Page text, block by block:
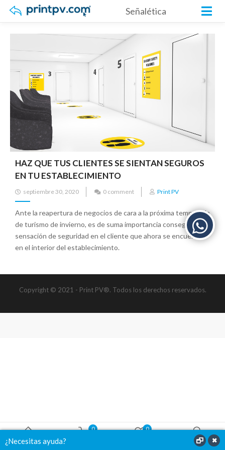
Señalética
Home
0
0
Account
HAZ QUE TUS CLIENTES SE SIENTAN SEGUROS
EN TU ESTABLECIMIENTO
septiembre 30, 2020 0 comment Print PV
Ante la reapertura de negocios de cara a la próxima temporada
de turismo de invierno, es de suma importancia conseguir una
sensación de seguridad en el cliente que ahora se encuentra
en el interior del establecimiento.
Copyright © 2021 - Print PV®. Todos los derechos reservados.
¿Necesitas ayuda?